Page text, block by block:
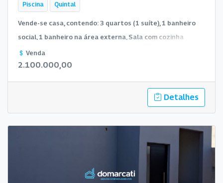
Piscina Quintal
Vende-se casa, contendo: 3 quartos (1 suíte), 1 banheiro
social, 1 banheiro na área externa, Sala com cozinha
integrada, Piscina.
Venda
2.100.000,00
Detalhes